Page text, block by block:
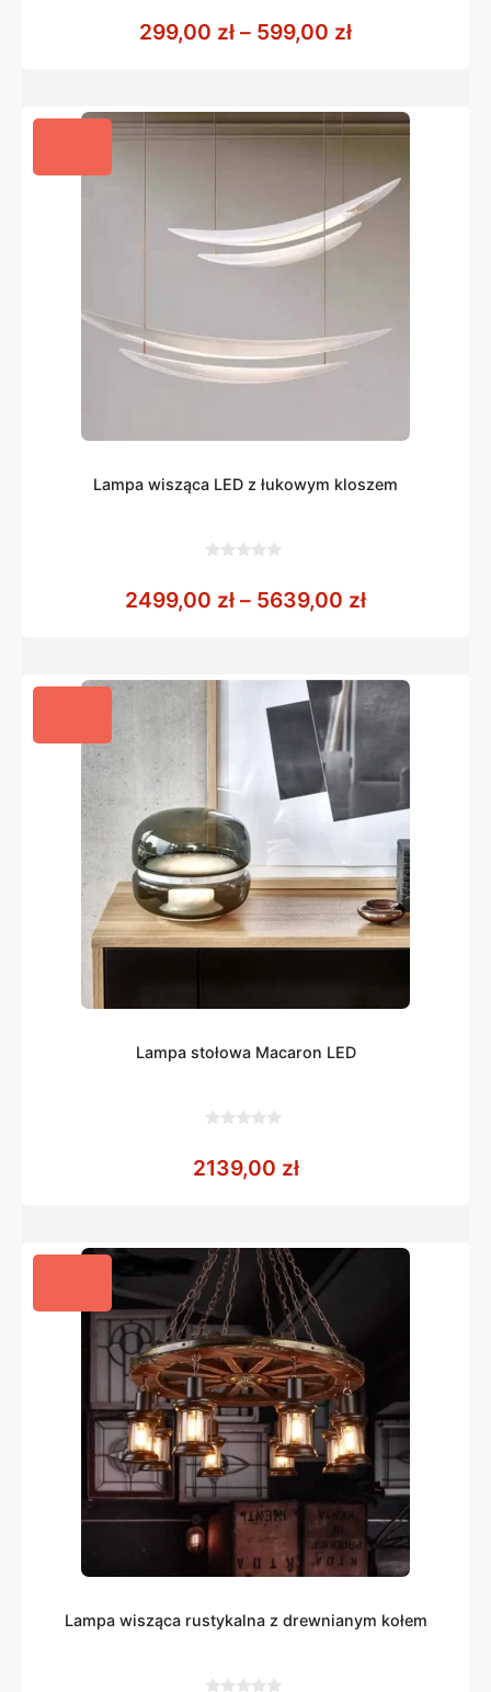
5
299,00 zł – 599,00 złZakres cen:
Lampa wisząca LED z łukowym kloszem
5
2499,00 zł – 5639,00 złZakres cen:
Lampa stołowa Macaron LED
5
2139,00 zł
Lampa wisząca rustykalna z drewnianym kołem